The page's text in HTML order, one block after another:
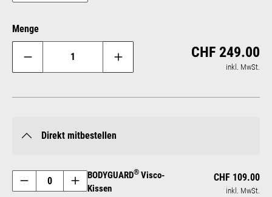
Menge
CHF 249.00
inkl. MwSt.
Direkt mitbestellen
BODYGUARD® Visco-
Kissen
CHF 109.00
inkl. MwSt.